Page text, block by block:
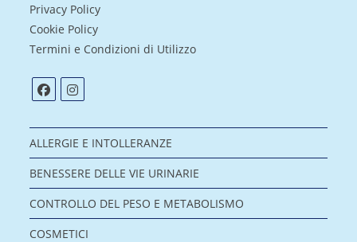
Privacy Policy
Cookie Policy
Termini e Condizioni di Utilizzo
ALLERGIE E INTOLLERANZE
BENESSERE DELLE VIE URINARIE
CONTROLLO DEL PESO E METABOLISMO
COSMETICI